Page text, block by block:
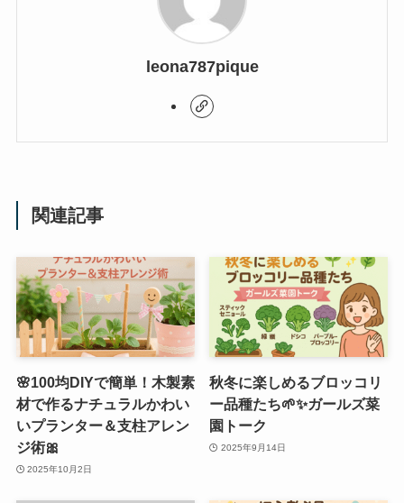
leona787pique
関連記事
🌸100均DIYで簡単！木製素
材で作るナチュラルかわい
いプランター＆支柱アレン
ジ術🎀
2025年10月2日
秋冬に楽しめるブロッコリ
ー品種たち🌱✨ガールズ菜
園トーク
2025年9月14日